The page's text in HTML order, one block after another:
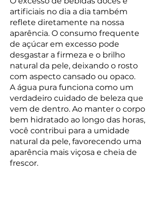
artificiais no dia a dia também
reflete diretamente na nossa
aparência. O consumo frequente
de açúcar em excesso pode
desgastar a firmeza e o brilho
natural da pele, deixando o rosto
com aspecto cansado ou opaco.
A água pura funciona como um
verdadeiro cuidado de beleza que
vem de dentro. Ao manter o corpo
bem hidratado ao longo das horas,
você contribui para a umidade
natural da pele, favorecendo uma
aparência mais viçosa e cheia de
frescor.